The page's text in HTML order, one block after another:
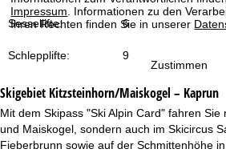
Impressum . Informationen zu den
Ihren Rechten finden Sie in unserer
Zustimmen
e
Sessellifte: 6
Schlepplifte: 9
Skigebiet Kitzsteinhorn/Maiskogel – Kaprun
Mit dem Skipass "Ski Alpin Card" fahren
und Maiskogel, sondern auch im Skicircus
Fieberbrunn sowie auf der Schmittenhöhe